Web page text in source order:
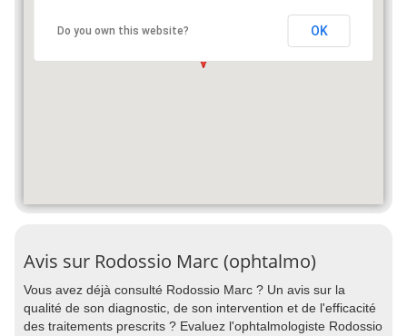
Do you own this website? OK
Avis sur Rodossio Marc (ophtalmo)
Vous avez déjà consulté Rodossio Marc ? Un avis sur la
qualité de son diagnostic, de son intervention et de l'efficacité
des traitements prescrits ? Evaluez l'ophtalmologiste Rodossio